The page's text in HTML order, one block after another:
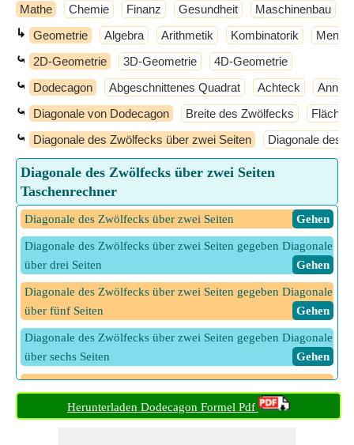
Mathe Chemie Finanz Gesundheit Maschinenbau
↳ Geometrie Algebra Arithmetik Kombinatorik
⤿ 2D-Geometrie 3D-Geometrie 4D-Geometrie
⤿ Dodecagon Abgeschnittenes Quadrat Achteck
⤿ Diagonale von Dodecagon Breite des Zwölfecks Fläche
⤿ Diagonale des Zwölfecks über zwei Seiten Diagonale des
Diagonale des Zwölfecks über zwei Seiten
Taschenrechner
Diagonale des Zwölfecks über zwei Seiten ​ Gehen
Diagonale des Zwölfecks über zwei Seiten gegeben Diagonale
über drei Seiten
​ Gehen
Diagonale des Zwölfecks über zwei Seiten gegeben Diagonale
über fünf Seiten
​ Gehen
Diagonale des Zwölfecks über zwei Seiten gegeben Diagonale
über sechs Seiten
​ Gehen
Diagonale des Zwölfecks über zwei Seiten gegeben Diagonale
über vier SeitenHerunterladen Dodecagon Formel Pdf